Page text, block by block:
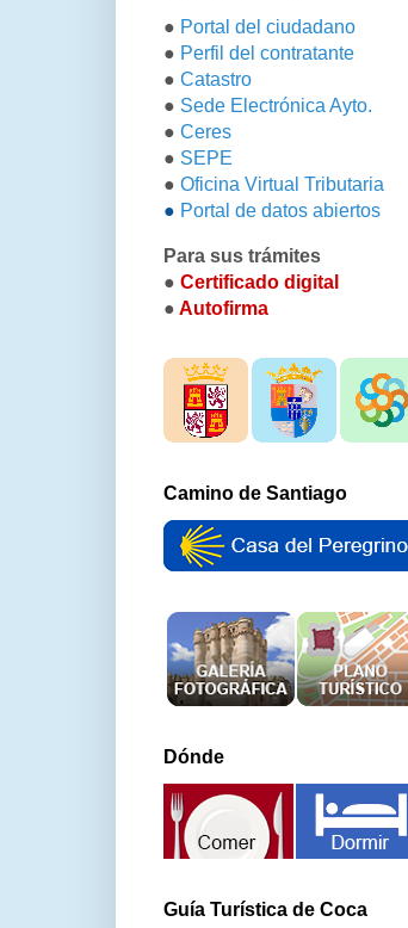
● Portal del ciudadano
● Perfil del contratante
● Catastro
● Sede Electrónica Ayto.
● Ceres
● SEPE
● Oficina Virtual Tributaria
● Portal de datos abiertos
Para sus trámites
● Certificado digital
● Autofirma
Camino de Santiago
Dónde
Guía Turística de Coca